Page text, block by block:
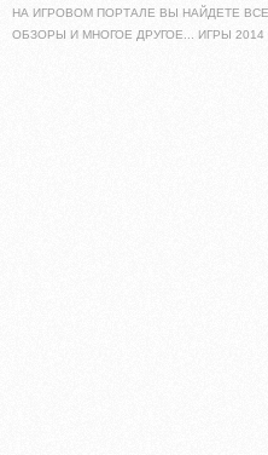
НА ИГРОВОМ ПОРТАЛЕ ВЫ НАЙДЕТЕ
ОБЗОРЫ И МНОГОЕ ДРУГОЕ... ИГРЫ